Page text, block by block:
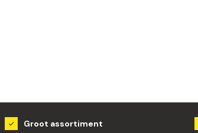
Groot assortiment